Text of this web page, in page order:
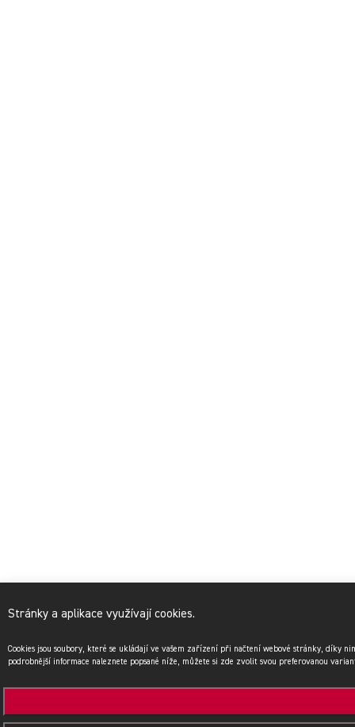
Stránky a aplikace využívají cookies.
Cookies jsou soubory, které se ukládají ve vašem zařízení při načtení webové stránky, díky
podrobnější informace naleznete popsané níže, můžete si zde zvolit svou preferovanou